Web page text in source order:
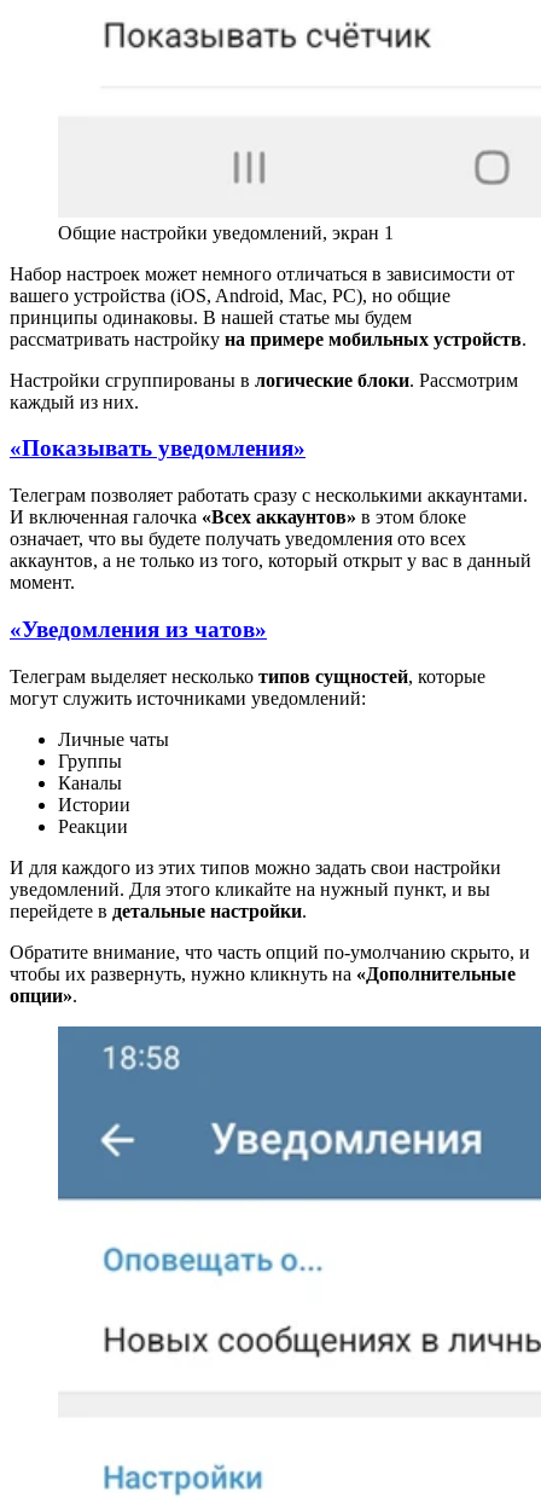
Общие настройки уведомлений, экран 1
Набор настроек может немного отличаться в зависимости от
вашего устройства (iOS, Android, Mac, PC), но общие
принципы одинаковы. В нашей статье мы будем
рассматривать настройку на примере мобильных устройств.
Настройки сгруппированы в логические блоки. Рассмотрим
каждый из них.
«Показывать уведомления»
Телеграм позволяет работать сразу с несколькими аккаунтами.
И включенная галочка «Всех аккаунтов» в этом блоке
означает, что вы будете получать уведомления ото всех
аккаунтов, а не только из того, который открыт у вас в данный
момент.
«Уведомления из чатов»
Телеграм выделяет несколько типов сущностей, которые
могут служить источниками уведомлений:
Личные чаты
Группы
Каналы
Истории
Реакции
И для каждого из этих типов можно задать свои настройки
уведомлений. Для этого кликайте на нужный пункт, и вы
перейдете в детальные настройки.
Обратите внимание, что часть опций по-умолчанию скрыто, и
чтобы их развернуть, нужно кликнуть на «Дополнительные
опции».